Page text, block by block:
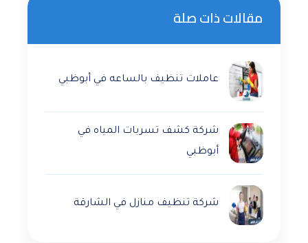
مقالات ذات صلة
عاملات تنظيف بالساعه في أبوظبي
شركة كشف تسربات المياه في
أبوظبي
شركة تنظيف منازل في الشارقة